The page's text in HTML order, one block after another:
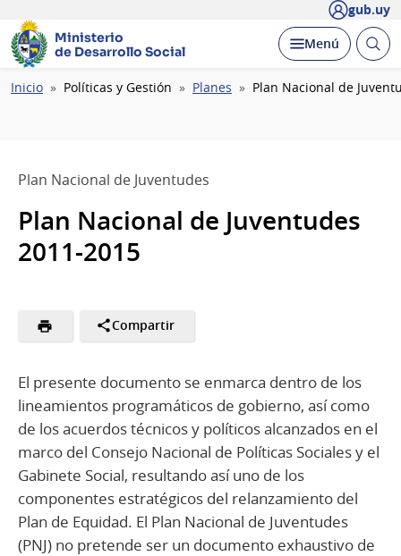
gub.uy
Ministerio
de Desarrollo Social
Desplegar
Menú Abrir
Ruta
Inicio Políticas y Gestión Planes Plan Nacional de
Plan Nacional de Juventudes
Plan Nacional de Juventudes
2011-2015
Compartir
El presente documento se enmarca dentro de los
lineamientos programáticos de gobierno, así como
de los acuerdos técnicos y políticos alcanzados en el
marco del Consejo Nacional de Políticas Sociales y el
Gabinete Social, resultando así uno de los
componentes estratégicos del relanzamiento del
Plan de Equidad. El Plan Nacional de Juventudes
(PNJ) no pretende ser un documento exhaustivo de